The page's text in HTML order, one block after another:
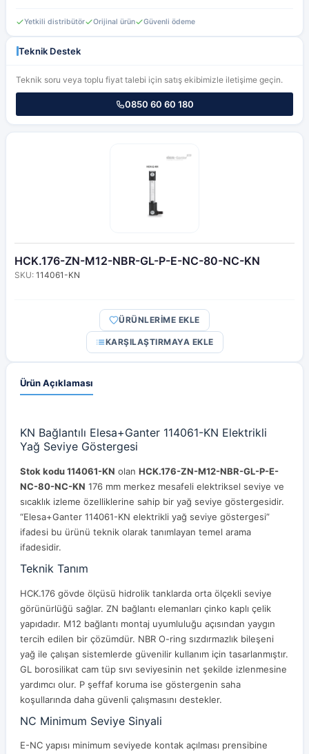
HCK.176-ZN-M12-NBR-GL-P-E-NC-80-NC-KN
SKU: 114061-KN
ÜRÜNLERİME EKLE
KARŞILAŞTIRMAYA EKLE
Ürün Açıklaması
KN Bağlantılı Elesa+Ganter 114061-KN Elektrikli
Yağ Seviye Göstergesi
Stok kodu 114061-KN olan HCK.176-ZN-M12-NBR-GL-P-E-
NC-80-NC-KN 176 mm merkez mesafeli elektriksel seviye ve
sıcaklık izleme özelliklerine sahip bir yağ seviye göstergesidir.
“Elesa+Ganter 114061-KN elektrikli yağ seviye göstergesi”
ifadesi bu ürünü teknik olarak tanımlayan temel arama
ifadesidir.
Teknik Tanım
HCK.176 gövde ölçüsü hidrolik tanklarda orta ölçekli seviye
görünürlüğü sağlar. ZN bağlantı elemanları çinko kaplı çelik
yapıdadır. M12 bağlantı montaj uyumluluğu açısından yaygın
tercih edilen bir çözümdür. NBR O-ring sızdırmazlık bileşeni
yağ ile çalışan sistemlerde güvenilir kullanım için tasarlanmıştır.
GL borosilikat cam tüp sıvı seviyesinin net şekilde izlenmesine
yardımcı olur. P şeffaf koruma ise göstergenin saha
koşullarında daha güvenli çalışmasını destekler.
NC Minimum Seviye Sinyali
E-NC yapısı minimum seviyede kontak açılması prensibine
Yetkili distribütör Orijinal ürün Güvenli ödeme
Teknik Destek
Teknik soru veya toplu fiyat talebi için satış ekibimizle iletişime geçin.
0850 60 60 180